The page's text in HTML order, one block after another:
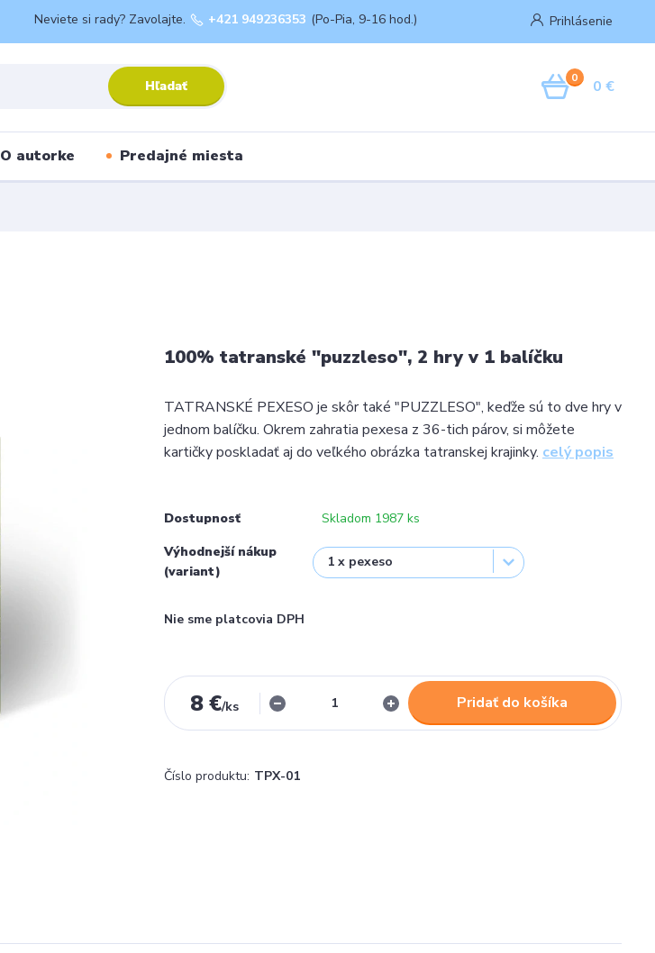
Prihlásenie
Hľadať
Neviete si rady? Zavolajte. +421 949236353 (Po-Pia, 9-16 hod.)
0 0 €
O autorke Predajné miesta
100% tatranské "puzzleso", 2 hry v 1 balíčku
TATRANSKÉ PEXESO je skôr také "PUZZLESO", keďže sú to dve hry v
jednom balíčku. Okrem zahratia pexesa z 36-tich párov, si môžete
kartičky poskladať aj do veľkého obrázka tatranskej krajinky. celý popis
Dostupnosť
Skladom 1987 ks
Výhodnejší nákup
(variant)
Nie sme platcovia DPH
8 €/ks Pridať do košíka
Číslo produktu: TPX-01